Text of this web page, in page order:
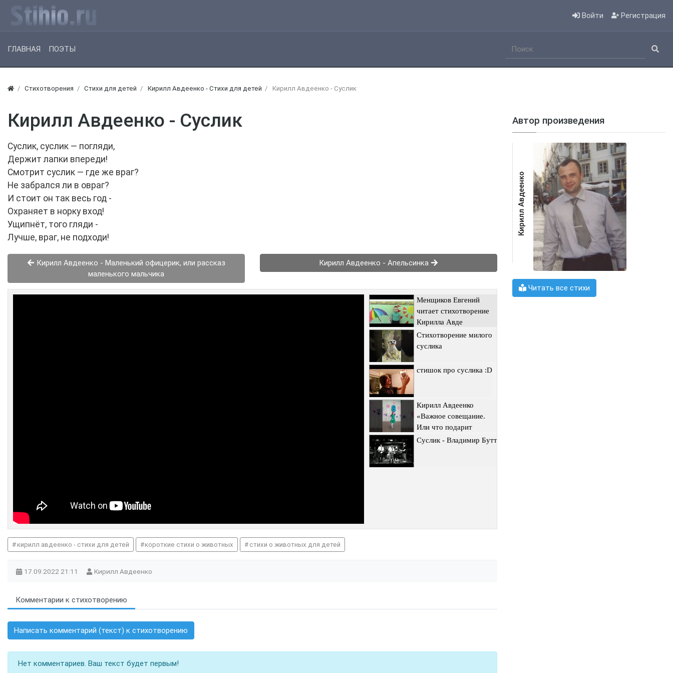
Войти Регистрация
ГЛАВНАЯ ПОЭТЫ
Стихотворения Стихи для детей Кирилл Авдеенко - Стихи для детей Кирилл Авдеенко - Суслик
Кирилл Авдеенко - Суслик
Суслик, суслик — погляди,
Держит лапки впереди!
Смотрит суслик — где же враг?
Не забрался ли в овраг?
И стоит он так весь год -
Охраняет в норку вход!
Ущипнёт, того гляди -
Лучше, враг, не подходи!
Кирилл Авдеенко - Маленький офицерик, или рассказ
маленького мальчика
Кирилл Авдеенко - Апельсинка
Менщиков Евгений
читает стихотворение
Кирилла Авде
Стихотворение милого
суслика
стишок про суслика :D
Кирилл Авдеенко
«Важное совещание.
Или что подарит
Суслик - Владимир Бутт
кирилл авдеенко - стихи для детей короткие стихи о животных стихи о животных для детей
17.09.2022 21:11 Кирилл Авдеенко
Комментарии к стихотворению
Написать комментарий (текст) к стихотворению
Нет комментариев. Ваш текст будет первым!
Автор произведения
Кирилл Авдеенко
Читать все стихи